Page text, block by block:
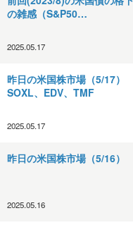
の雑感（S&P50…
2025.05.17
昨日の米国株市場（5/17）
SOXL、EDV、TMF
2025.05.17
昨日の米国株市場（5/16）
2025.05.16